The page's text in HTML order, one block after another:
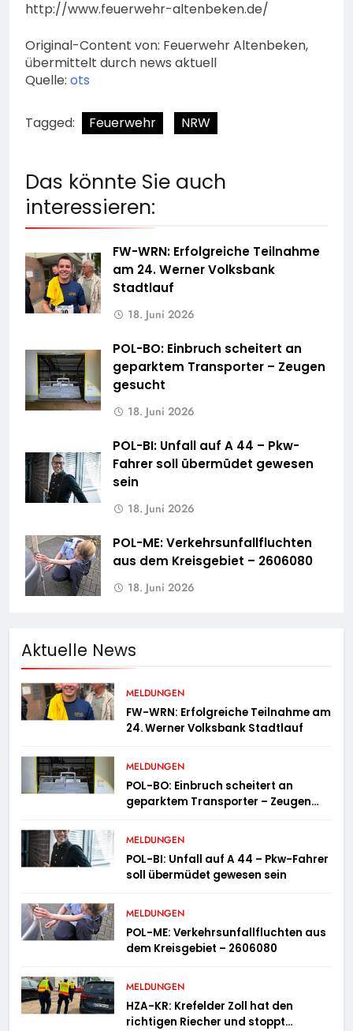
http://www.feuerwehr-altenbeken.de/
Original-Content von: Feuerwehr Altenbeken,
übermittelt durch news aktuell
Quelle: ots
Tagged: Feuerwehr NRW
Das könnte Sie auch
interessieren:
FW-WRN: Erfolgreiche Teilnahme
am 24. Werner Volksbank
Stadtlauf
18. Juni 2026
POL-BO: Einbruch scheitert an
geparktem Transporter – Zeugen
gesucht
18. Juni 2026
POL-BI: Unfall auf A 44 – Pkw-
Fahrer soll übermüdet gewesen
sein
18. Juni 2026
POL-ME: Verkehrsunfallfluchten
aus dem Kreisgebiet – 2606080
18. Juni 2026
Aktuelle News
MELDUNGEN
FW-WRN: Erfolgreiche Teilnahme am
24. Werner Volksbank Stadtlauf
MELDUNGEN
POL-BO: Einbruch scheitert an
geparktem Transporter – Zeugen
MELDUNGEN
POL-BI: Unfall auf A 44 – Pkw-Fahrer
soll übermüdet gewesen sein
MELDUNGEN
POL-ME: Verkehrsunfallfluchten aus
dem Kreisgebiet – 2606080
MELDUNGEN
HZA-KR: Krefelder Zoll hat den
richtigen Riecher und stoppt